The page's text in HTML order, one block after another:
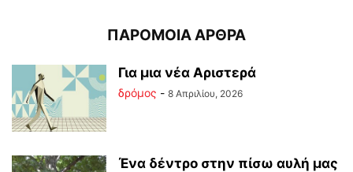
ΠΑΡΟΜΟΙΑ ΑΡΘΡΑ
Για μια νέα Αριστερά
δρόμος - 8 Απριλίου, 2026
Ένα δέντρο στην πίσω αυλή μας